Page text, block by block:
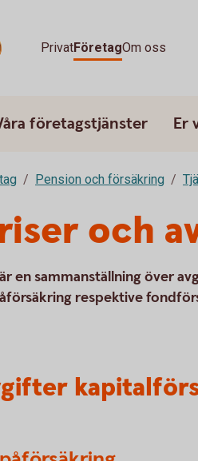
PrivatFöretagOm oss
företagstjänster Er
Pension och försäkring
och
en sammanställning över
respektive